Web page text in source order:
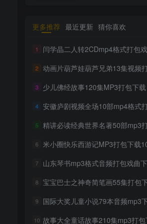
更多推荐 最近更新 猜你喜欢
1 闫学晶二人转2CDmp4格式打包
2 动画片葫芦娃葫芦兄弟13集视频
3 少儿佛经故事120集MP3打包下载
4 安徽庐剧视频全场10部mp4格式打包戏
5 精讲必读经典世界名著50部mp3
6 米小圈快乐西游记MP3打包下载100
7 山东琴书mp3格式音频打包戏曲
8 宝宝巴士之神奇简笔画55集打包
9 国际大奖儿童小说79本音频mp3
10 故事大全童话故事210集mp3打包